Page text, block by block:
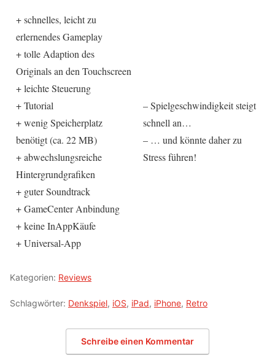
+ schnelles, leicht zu
erlernendes Gameplay
+ tolle Adaption des
Originals an den Touchscreen
+ leichte Steuerung
+ Tutorial
+ wenig Speicherplatz
benötigt (ca. 22 MB)
+ abwechslungsreiche
Hintergrundgrafiken
+ guter Soundtrack
+ GameCenter Anbindung
+ keine InAppKäufe
+ Universal-App
– Spielgeschwindigkeit steigt
schnell an…
– … und könnte daher zu
Stress führen!
Kategorien: Reviews
Schlagwörter: Denkspiel, iOS, iPad, iPhone, Retro
Schreibe einen Kommentar